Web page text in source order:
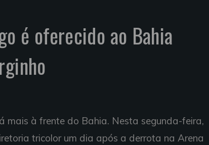
é oferecido ao Bahia
mais à frente do Bahia. Nesta segunda-feira,
tricolor um dia após a derrota na Arena